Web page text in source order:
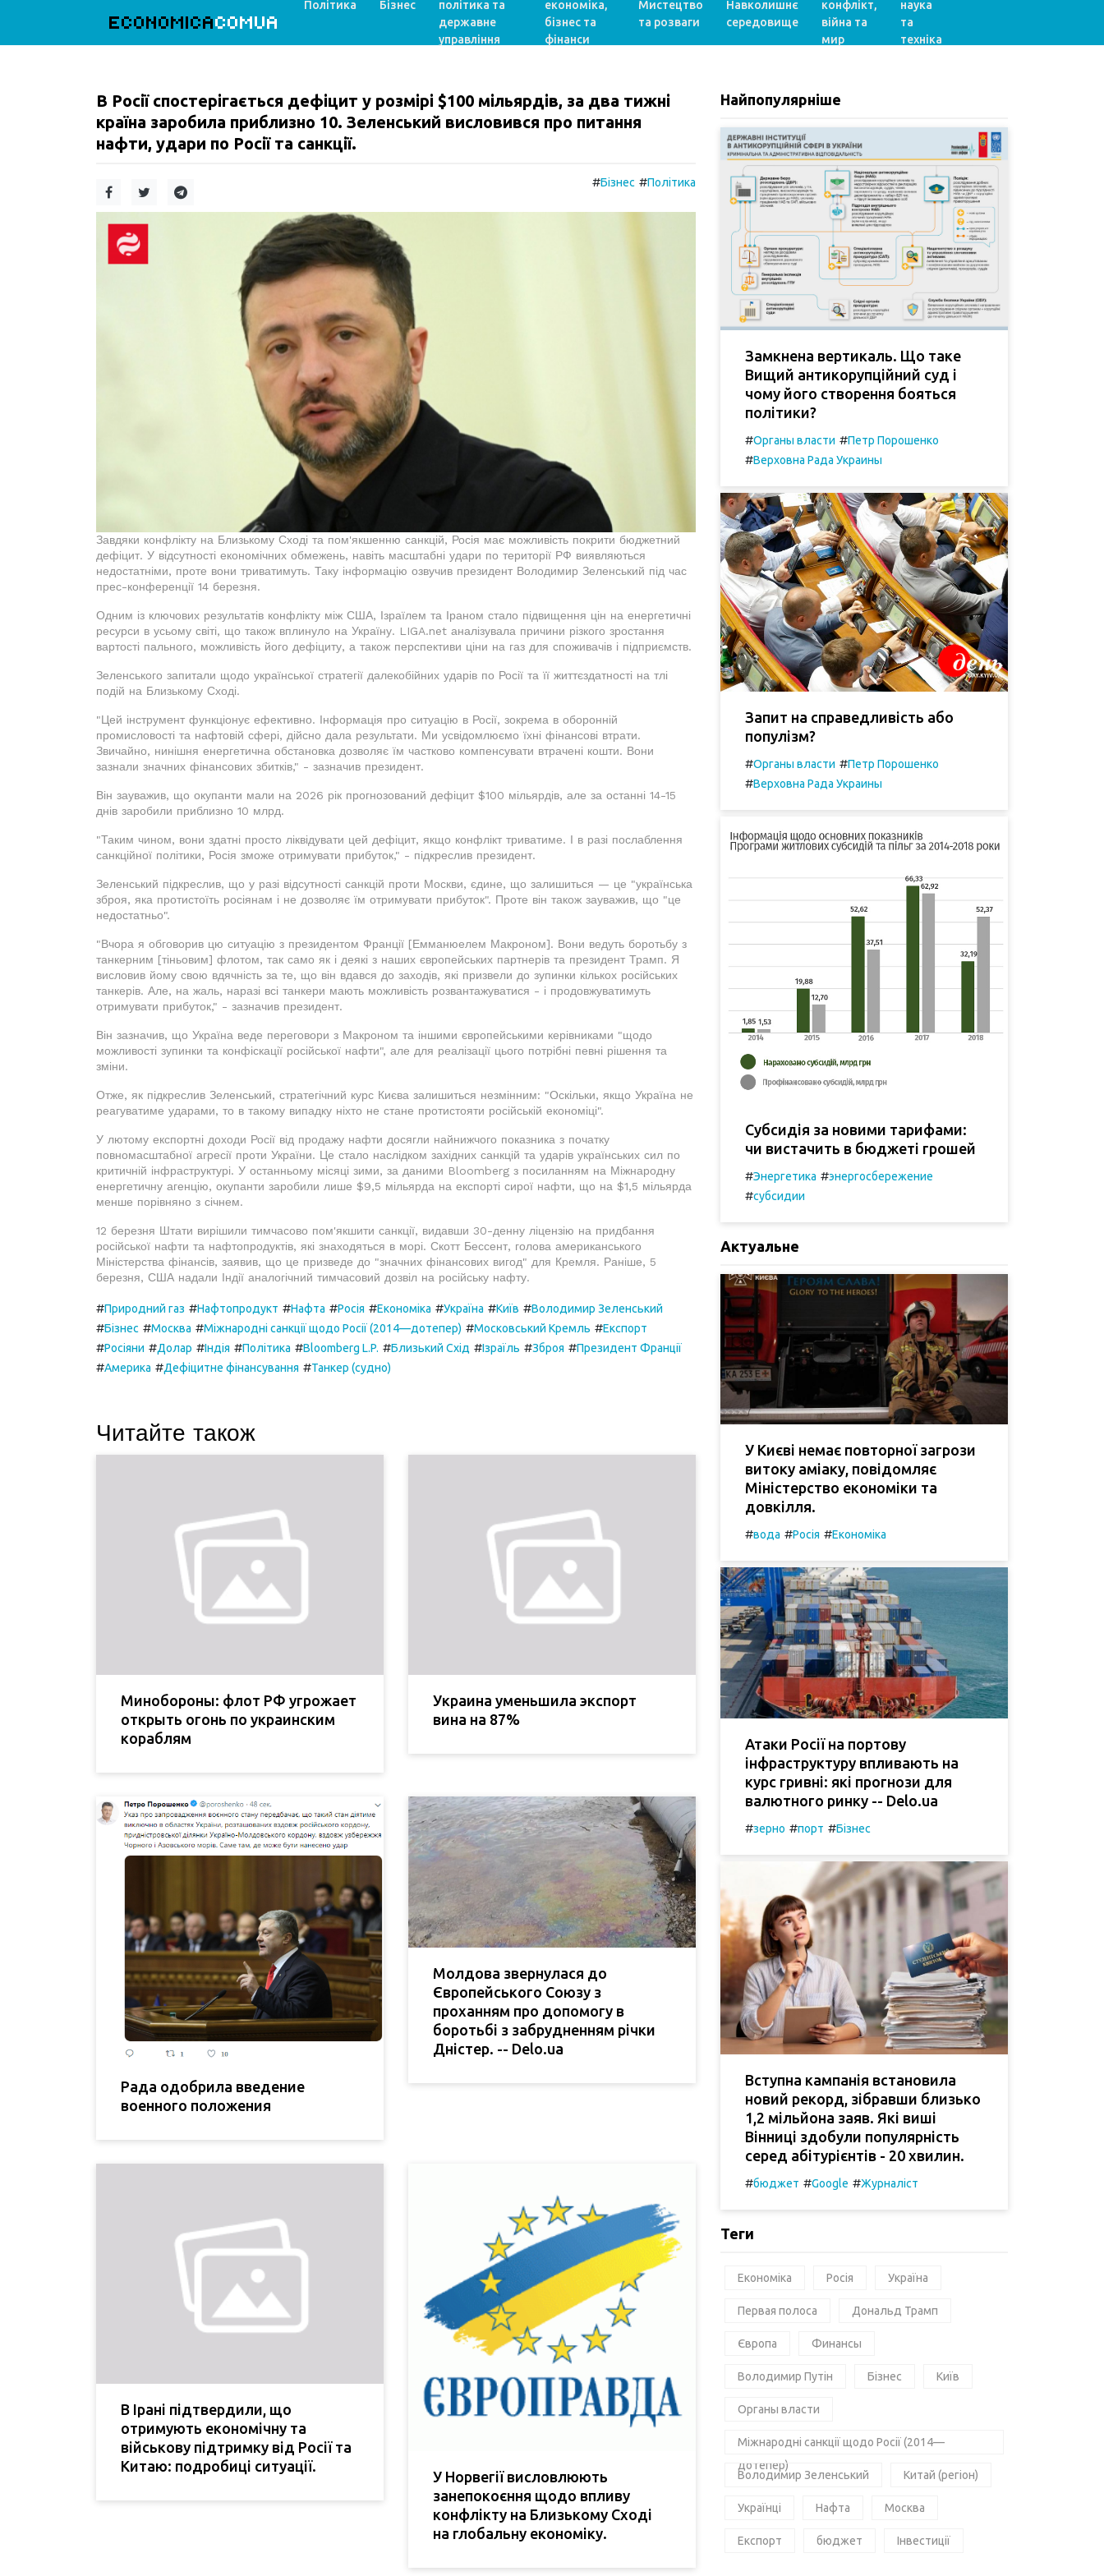
ECONOMICACOMUA
Політика Бізнес
політика та
державне
управління
економіка,
бізнес та
фінанси
Мистецтво
та розваги
Навколишнє
середовище
конфлікт,
війна та
мир
наука
та
техніка
В Росії спостерігається дефіцит у розмірі $100 мільярдів, за два тижні
країна заробила приблизно 10. Зеленський висловився про питання
нафти, удари по Росії та санкції.
#Бізнес #Політика
Завдяки конфлікту на Близькому Сході та пом'якшенню санкцій, Росія має можливість покрити бюджетний
дефіцит. У відсутності економічних обмежень, навіть масштабні удари по території РФ виявляються
недостатніми, проте вони триватимуть. Таку інформацію озвучив президент Володимир Зеленський під час
прес-конференції 14 березня.
Одним із ключових результатів конфлікту між США, Ізраїлем та Іраном стало підвищення цін на енергетичні
ресурси в усьому світі, що також вплинуло на Україну. LIGA.net аналізувала причини різкого зростання
вартості пального, можливість його дефіциту, а також перспективи ціни на газ для споживачів і підприємств.
Зеленського запитали щодо української стратегії далекобійних ударів по Росії та її життєздатності на тлі
подій на Близькому Сході.
"Цей інструмент функціонує ефективно. Інформація про ситуацію в Росії, зокрема в оборонній
промисловості та нафтовій сфері, дійсно дала результати. Ми усвідомлюємо їхні фінансові втрати.
Звичайно, нинішня енергетична обстановка дозволяє їм частково компенсувати втрачені кошти. Вони
зазнали значних фінансових збитків," - зазначив президент.
Він зауважив, що окупанти мали на 2026 рік прогнозований дефіцит $100 мільярдів, але за останні 14-15
днів заробили приблизно 10 млрд.
"Таким чином, вони здатні просто ліквідувати цей дефіцит, якщо конфлікт триватиме. І в разі послаблення
санкційної політики, Росія зможе отримувати прибуток," - підкреслив президент.
Зеленський підкреслив, що у разі відсутності санкцій проти Москви, єдине, що залишиться — це "українська
зброя, яка протистоїть росіянам і не дозволяє їм отримувати прибуток". Проте він також зауважив, що "це
недостатньо".
"Вчора я обговорив цю ситуацію з президентом Франції [Емманюелем Макроном]. Вони ведуть боротьбу з
танкерним [тіньовим] флотом, так само як і деякі з наших європейських партнерів та президент Трамп. Я
висловив йому свою вдячність за те, що він вдався до заходів, які призвели до зупинки кількох російських
танкерів. Але, на жаль, наразі всі танкери мають можливість розвантажуватися - і продовжуватимуть
отримувати прибуток," - зазначив президент.
Він зазначив, що Україна веде переговори з Макроном та іншими європейськими керівниками "щодо
можливості зупинки та конфіскації російської нафти", але для реалізації цього потрібні певні рішення та
зміни.
Отже, як підкреслив Зеленський, стратегічний курс Києва залишиться незмінним: "Оскільки, якщо Україна не
реагуватиме ударами, то в такому випадку ніхто не стане протистояти російській економіці".
У лютому експортні доходи Росії від продажу нафти досягли найнижчого показника з початку
повномасштабної агресії проти України. Це стало наслідком західних санкцій та ударів українських сил по
критичній інфраструктурі. У останньому місяці зими, за даними Bloomberg з посиланням на Міжнародну
енергетичну агенцію, окупанти заробили лише $9,5 мільярда на експорті сирої нафти, що на $1,5 мільярда
менше порівняно з січнем.
12 березня Штати вирішили тимчасово пом'якшити санкції, видавши 30-денну ліцензію на придбання
російської нафти та нафтопродуктів, які знаходяться в морі. Скотт Бессент, голова американського
Міністерства фінансів, заявив, що це призведе до "значних фінансових вигод" для Кремля. Раніше, 5
березня, США надали Індії аналогічний тимчасовий дозвіл на російську нафту.
#Природний газ #Нафтопродукт #Нафта #Росія #Економіка #Україна #Київ #Володимир Зеленський
#Бізнес #Москва #Міжнародні санкції щодо Росії (2014—дотепер) #Московський Кремль #Експорт
#Росіяни #Долар #Індія #Політика #Bloomberg L.P. #Близький Схід #Ізраїль #Зброя #Президент Франції
#Америка #Дефіцитне фінансування #Танкер (судно)
Читайте також
Минобороны: флот РФ угрожает
открыть огонь по украинским
кораблям
Украина уменьшила экспорт
вина на 87%
Рада одобрила введение
военного положения
Молдова звернулася до
Європейського Союзу з
проханням про допомогу в
боротьбі з забрудненням річки
Дністер. -- Delo.ua
В Ірані підтвердили, що
отримують економічну та
військову підтримку від Росії та
Китаю: подробиці ситуації.
У Норвегії висловлюють
занепокоєння щодо впливу
конфлікту на Близькому Сході
на глобальну економіку.
Найпопулярніше
Замкнена вертикаль. Що таке
Вищий антикорупційний суд і
чому його створення бояться
політики?
#Органы власти #Петр Порошенко
#Верховна Рада Украины
Запит на справедливість або
популізм?
#Органы власти #Петр Порошенко
#Верховна Рада Украины
Субсидія за новими тарифами:
чи вистачить в бюджеті грошей
#Энергетика #энергосбережение
#субсидии
Актуальне
У Києві немає повторної загрози
витоку аміаку, повідомляє
Міністерство економіки та
довкілля.
#вода #Росія #Економіка
Атаки Росії на портову
інфраструктуру впливають на
курс гривні: які прогнози для
валютного ринку -- Delo.ua
#зерно #порт #Бізнес
Вступна кампанія встановила
новий рекорд, зібравши близько
1,2 мільйона заяв. Які виші
Вінниці здобули популярність
серед абітурієнтів - 20 хвилин.
#бюджет #Google #Журналіст
Теги
Економіка Росія Україна
Первая полоса Дональд Трамп
Європа Финансы
Володимир Путін Бізнес Київ
Органы власти
Міжнародні санкції щодо Росії (2014—
дотепер)
Володимир Зеленський Китай (регіон)
Українці Нафта Москва
Експорт бюджет Інвестиції